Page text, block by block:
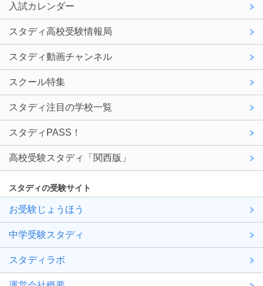
入試カレンダー
スタディ高校受験情報局
スタディ動画チャンネル
スクール特集
スタディ注目の学校一覧
スタディPASS！
高校受験スタディ「関西版」
スタディの受験サイト
お受験じょうほう
中学受験スタディ
スタディラボ